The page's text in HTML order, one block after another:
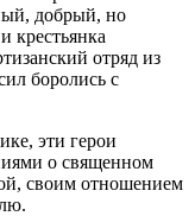
добрый, но
крестьянка
отряд из
боролись с
эти герои
о священном
своим отношением